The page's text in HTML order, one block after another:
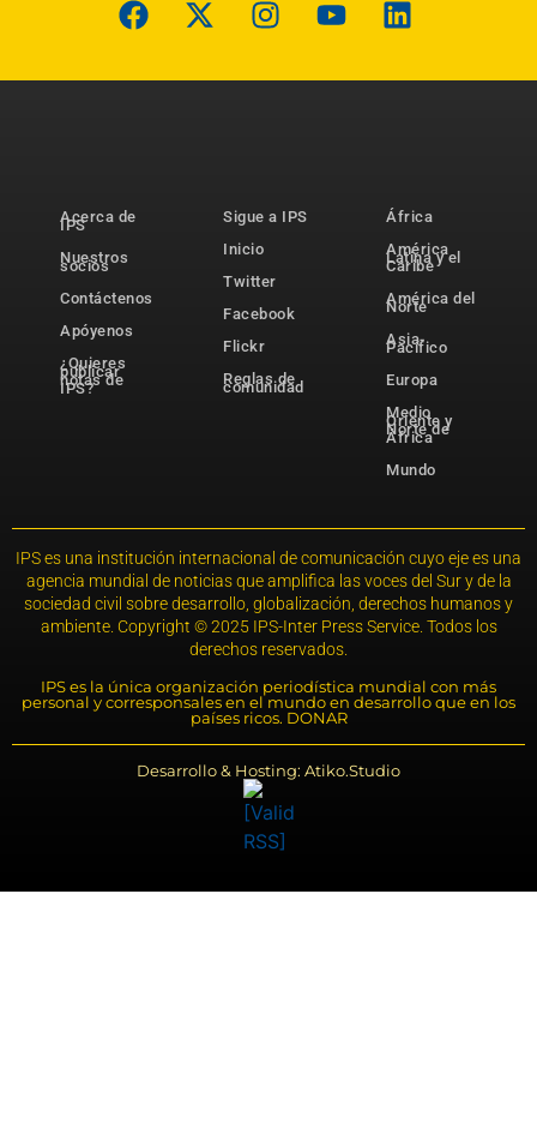
Acerca de
IPS
Nuestros
socios
Contáctenos
Apóyenos
¿Quieres
publicar
notas de
IPS?
Sigue a IPS
Inicio
Twitter
Facebook
Flickr
Reglas de
comunidad
África
América
Latina y el
Caribe
América del
Norte
Asia-
Pacífico
Europa
Medio
Oriente y
Norte de
África
Mundo
IPS es una institución internacional de comunicación cuyo eje es una
agencia mundial de noticias que amplifica las voces del Sur y de la
sociedad civil sobre desarrollo, globalización, derechos humanos y
ambiente. Copyright © 2025 IPS-Inter Press Service. Todos los
derechos reservados.
IPS es la única organización periodística mundial con más
personal y corresponsales en el mundo en desarrollo que en los
países ricos. DONAR
Desarrollo & Hosting: Atiko.Studio